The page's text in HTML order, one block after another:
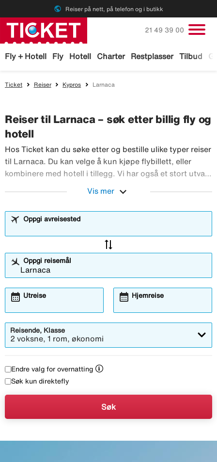
public Reiser på nett, på telefon og i butikk
Fly + Hotell Fly Hotell Charter Restplasser Tilbud
Ring oss på
21 49 39 00
Ticket Reiser Kypros Larnaca
Reiser til Larnaca – søk etter billig fly og
hotell
Hos Ticket kan du søke etter og bestille ulike typer reiser
til Larnaca. Du kan velge å kun kjøpe flybillett, eller
kombinere med hotell i tillegg. Vi har også et stort utvalg
noe skulle skje.
Vis mer expand_more
Oppgi avreisested
sync_alt
Oppgi reisemål
Utreise
calendar_month Hjemreise
calendar_month
Reisende, Klasse
2 voksne, 1 rom, økonomi
Endre valg for overnatting
Søk kun direktefly
Søk